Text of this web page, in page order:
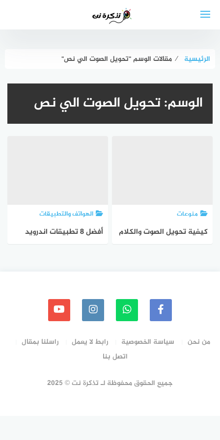
الرئيسية ⁄ مقالات الوسم "تحويل الصوت الي نص"
الوسم:تحويل الصوت الي نص
منوعات
كيفية تحويل الصوت والكلام
الهواتف والتطبيقات
أفضل 8 تطبيقات اندرويد
من نحن سياسة الخصوصية رابط لا يعمل
راسلنا بمقال
اتصل بنا
جميع الحقوق محفوظة لـ تذكرة نت © 2025